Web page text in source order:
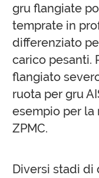
gru flangiate
temprate in
differenziato
carico pesanti.
flangiato
ruota per gru
esempio per la
ZPMC.
Diversi stadi di